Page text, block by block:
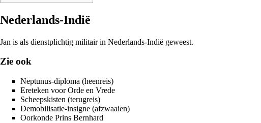
Nederlands-Indië
Jan is als dienstplichtig militair in Nederlands-Indië geweest.
Zie ook
Neptunus-diploma (heenreis)
Ereteken voor Orde en Vrede
Scheepskisten (terugreis)
Demobilisatie-insigne (afzwaaien)
Oorkonde Prins Bernhard